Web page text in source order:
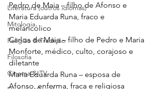
Literatura (outros idiomas)
Mitologia
Religião & Tradição
Filosofia
Cinema & TV
Pedro de Maia – filho de Afonso e
Maria Eduarda Runa, fraco e
melancólico
Carlos de Maia – filho de Pedro e Maria
Monforte, médico, culto, corajoso e
diletante
Maria Eduarda Runa – esposa de
Afonso, enferma, fraca e religiosa